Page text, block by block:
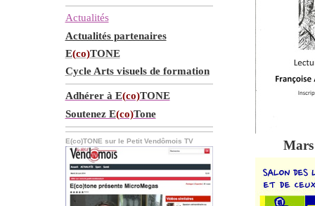
Actualités
Actualités partenaires
E(co)TONE
Cycle Arts visuels de formation
Adhérer à E(co)TONE
Soutenez E(co)Tone
E(co)TONE sur le Petit Vendômois TV